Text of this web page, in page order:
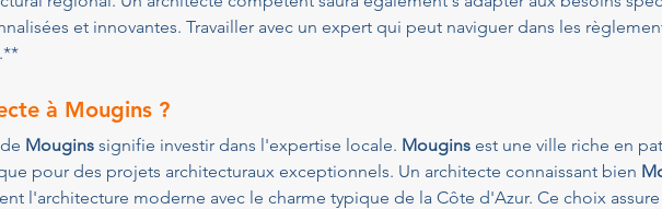
et innovantes. Travailler avec un expert qui peut naviguer dans les
à Mougins ?
Mougins signifie investir dans l'expertise locale. Mougins est une ville riche en
pour des projets architecturaux exceptionnels. Un architecte connaissant bien
l'architecture moderne avec le charme typique de la Côte d'Azur. Ce choix